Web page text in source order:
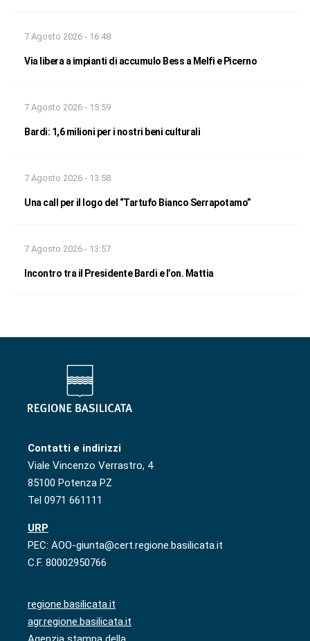
7 Agosto 2026 - 16:48
Via libera a impianti di accumulo Bess a Melfi e Picerno
7 Agosto 2026 - 15:59
Bardi: 1,6 milioni per i nostri beni culturali
7 Agosto 2026 - 13:58
Una call per il logo del “Tartufo Bianco Serrapotamo”
7 Agosto 2026 - 13:57
Incontro tra il Presidente Bardi e l’on. Mattia
Contatti e indirizzi
Viale Vincenzo Verrastro, 4
85100 Potenza PZ
Tel 0971 661111
URP
PEC: AOO-giunta@cert.regione.basilicata.it
C.F. 80002950766
regione.basilicata.it
agr.regione.basilicata.it